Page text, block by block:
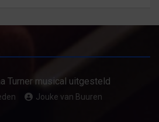
Turner musical uitgesteld
Jouke van Buuren